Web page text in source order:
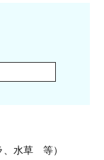
、水草 等）